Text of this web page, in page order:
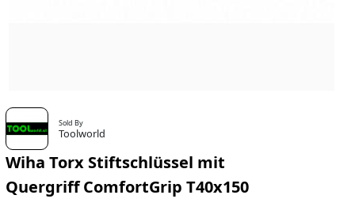
Sold By
Toolworld
Wiha Torx Stiftschlüssel mit
Quergriff ComfortGrip T40x150